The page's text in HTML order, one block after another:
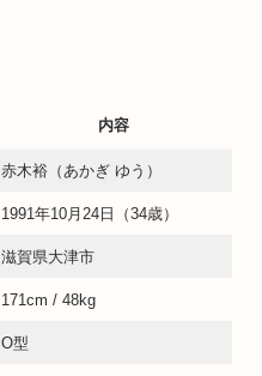
内容
赤木裕（あかぎ ゆう）
1991年10月24日（34歳）
滋賀県大津市
171cm / 48kg
O型